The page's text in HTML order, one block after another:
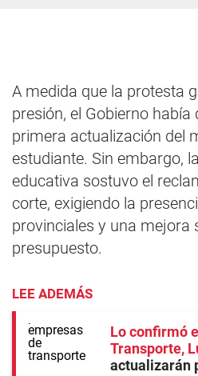
A medida que la protesta
presión, el Gobierno había
primera actualización del
estudiante. Sin embargo,
educativa sostuvo el
corte, exigiendo la
provinciales y una mejora
presupuesto.
LEE ADEMÁS
Lo confirmó
Transporte,
actualizarán